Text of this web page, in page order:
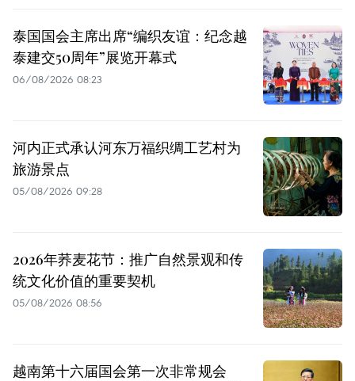
泰国国会主席出席“编织友谊：纪念越
泰建交50周年”展览开幕式
06/08/2026 08:23
河内正式承认河东万福织绸工艺村为
旅游景点
05/08/2026 09:28
2026年荞麦花节：推广自然景观和传
统文化价值的重要契机
05/08/2026 08:56
越南第十六届国会第一次非常规会